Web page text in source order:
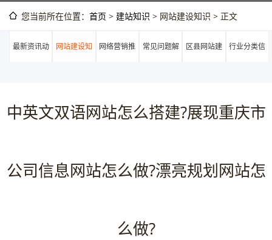
您当前所在位置： 首页 > 建站知识 > 网站建设知识 > 正文
最新资讯动 网站建设知 网络营销推 常见问题解 区县网站建 行业分类信
中英文双语网站怎么搭建?展现重庆市
公司信息网站怎么做?漂亮规划网站怎
么做?